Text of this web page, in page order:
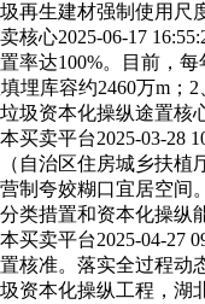
再生建材强制使用尺
核心2025-06-17
率达100%。目前，
埋库容约2460万m；
圾资本化操纵途置核
买卖平台2025-03-28
自治区住房城乡扶植
制夸姣糊口宜居空间
类措置和资本化操纵
买卖平台2025-04-27
核准。落实全过程动
资本化操纵工程，湖